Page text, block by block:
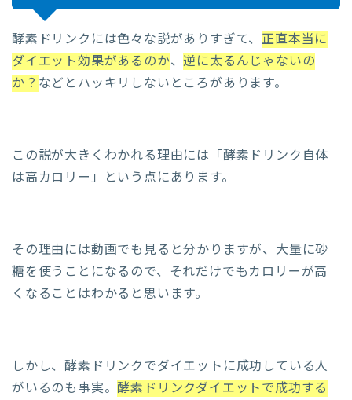
酵素ドリンクには色々な説がありすぎて、正直本当に
ダイエット効果があるのか、逆に太るんじゃないの
か？ などとハッキリしないところがあります。
この説が大きくわかれる理由には「酵素ドリンク自体
は高カロリー」という点にあります。
その理由には動画でも見ると分かりますが、大量に砂
糖を使うことになるので、それだけでもカロリーが高
くなることはわかると思います。
しかし、酵素ドリンクでダイエットに成功している人
がいるのも事実。酵素ドリンクダイエットで成功する